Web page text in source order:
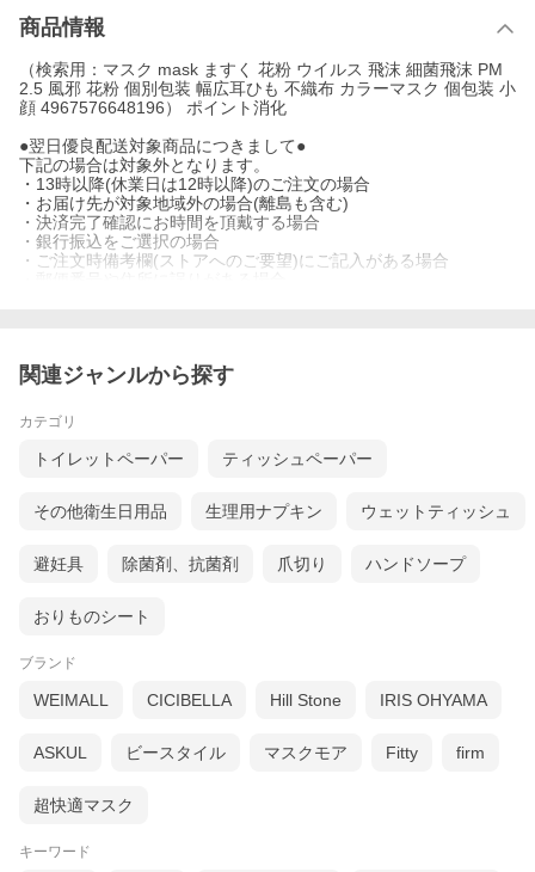
商品情報
（検索用：マスク mask ますく 花粉 ウイルス 飛沫 細菌飛沫 PM
2.5 風邪 花粉 個別包装 幅広耳ひも 不織布 カラーマスク 個包装 小
顔 4967576648196） ポイント消化
●翌日優良配送対象商品につきまして●
下記の場合は対象外となります。
・13時以降(休業日は12時以降)のご注文の場合
・お届け先が対象地域外の場合(離島も含む)
・決済完了確認にお時間を頂戴する場合
・銀行振込をご選択の場合
・ご注文時備考欄(ストアへのご要望)にご記入がある場合
関連ジャンルから探す
カテゴリ
トイレットペーパー ティッシュペーパー
その他衛生日用品 生理用ナプキン ウェットティッシュ
避妊具 除菌剤、抗菌剤 爪切り ハンドソープ
おりものシート
ブランド
WEIMALL CICIBELLA Hill Stone IRIS OHYAMA
ASKUL ビースタイル マスクモア Fitty firm
超快適マスク
キーワード